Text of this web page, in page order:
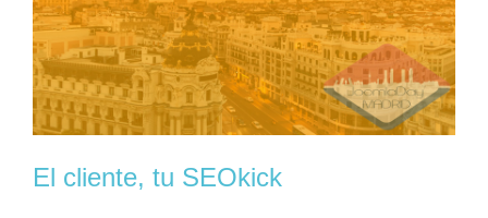
El cliente, tu SEOkick